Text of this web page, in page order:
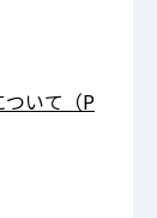
いて（P